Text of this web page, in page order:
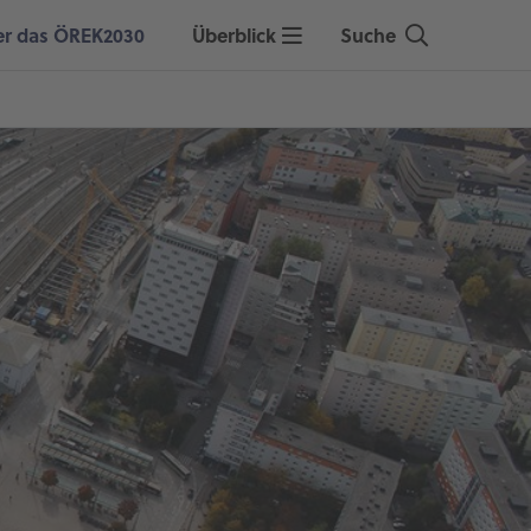
das ÖREK2030 Überblick Suche